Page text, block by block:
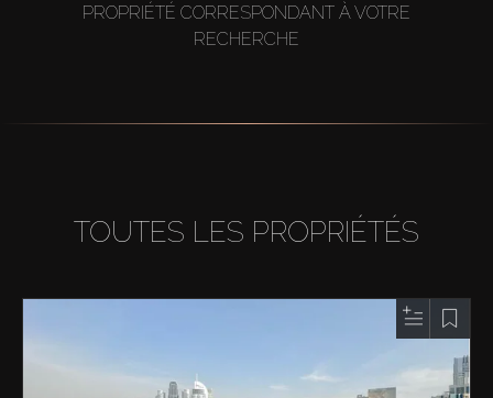
PROPRIÉTÉ CORRESPONDANT À VOTRE
RECHERCHE
TOUTES LES PROPRIÉTÉS